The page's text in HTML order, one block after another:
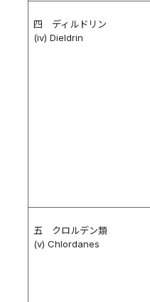
四 ディルドリン
(iv) Dieldrin
五 クロルデン類
(v) Chlordanes